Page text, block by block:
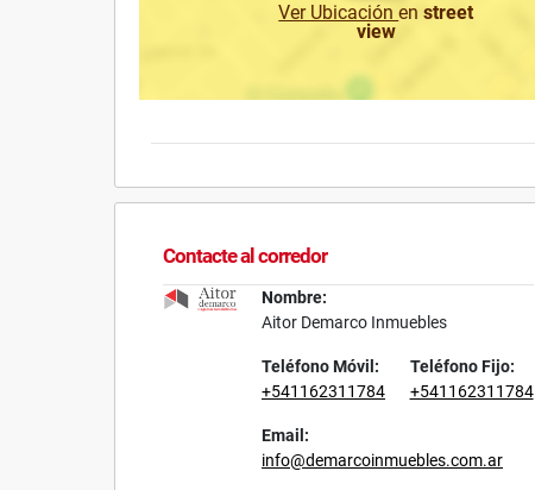
Ver Ubicaciónenstreet
view
Contacte al corredor
Nombre:
Aitor Demarco Inmuebles
Teléfono Móvil:
+541162311784
Teléfono Fijo:
+541162311784
Email:
info@demarcoinmuebles.com.ar